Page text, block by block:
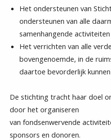
Het ondersteunen van
ondersteunen van alle
samenhangende
Het verrichten van alle
bovengenoemde, in de
daartoe bevorderlijk kunnen
De stichting tracht haar doel
door het organiseren
van fondsenwervende
sponsors en donoren.